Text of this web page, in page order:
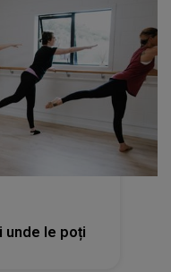
unde le poți